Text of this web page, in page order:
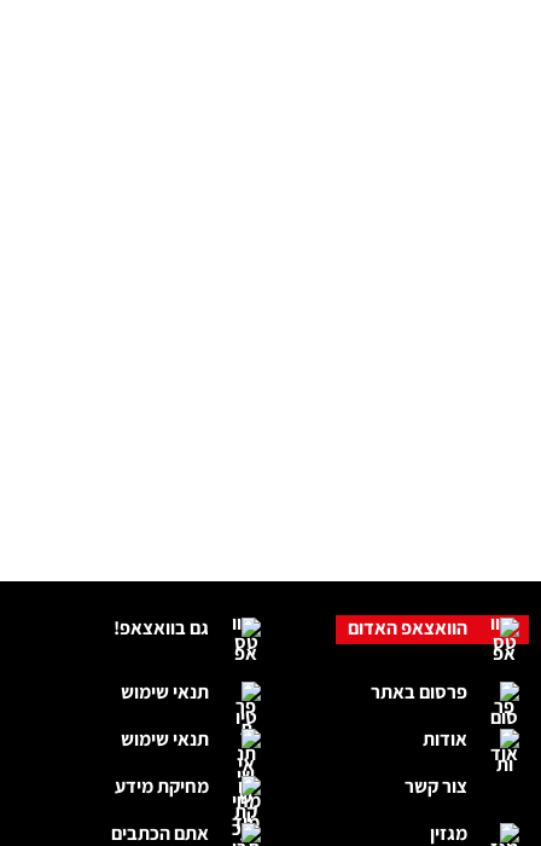
גם בוואצאפ!
תנאי שימוש
תנאי שימוש
מחיקת מידע
אתם הכתבים
הוואצאפ האדום
פרסום באתר
אודות
צור קשר
מגזין